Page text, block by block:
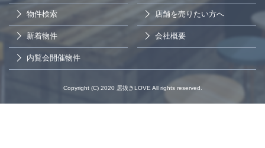
物件検索 店舗を売りたい方へ
新着物件 会社概要
内覧会開催物件
Copyright (C) 2020 居抜きLOVE All rights reserved.